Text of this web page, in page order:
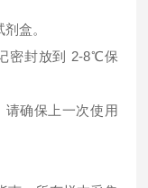
盒。
密封放到 2-8℃保
确保上一次使用